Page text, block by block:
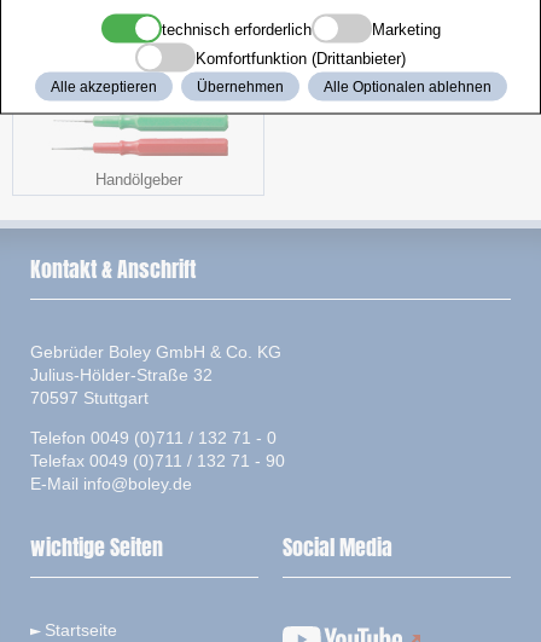
Handölgeber
technisch erforderlich
Marketing
Komfortfunktion (Drittanbieter)
Alle akzeptieren Übernehmen Alle Optionalen ablehnen
Kontakt & Anschrift
Gebrüder Boley GmbH & Co. KG
Julius-Hölder-Straße 32
70597 Stuttgart
Telefon 0049 (0)711 / 132 71 - 0
Telefax 0049 (0)711 / 132 71 - 90
E-Mail info@boley.de
wichtige Seiten
Startseite
Social Media